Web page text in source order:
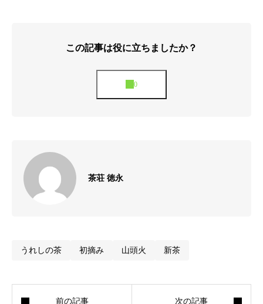
この記事は役に立ちましたか？
茶荘 徳永
うれしの茶 初摘み 山頭火 新茶